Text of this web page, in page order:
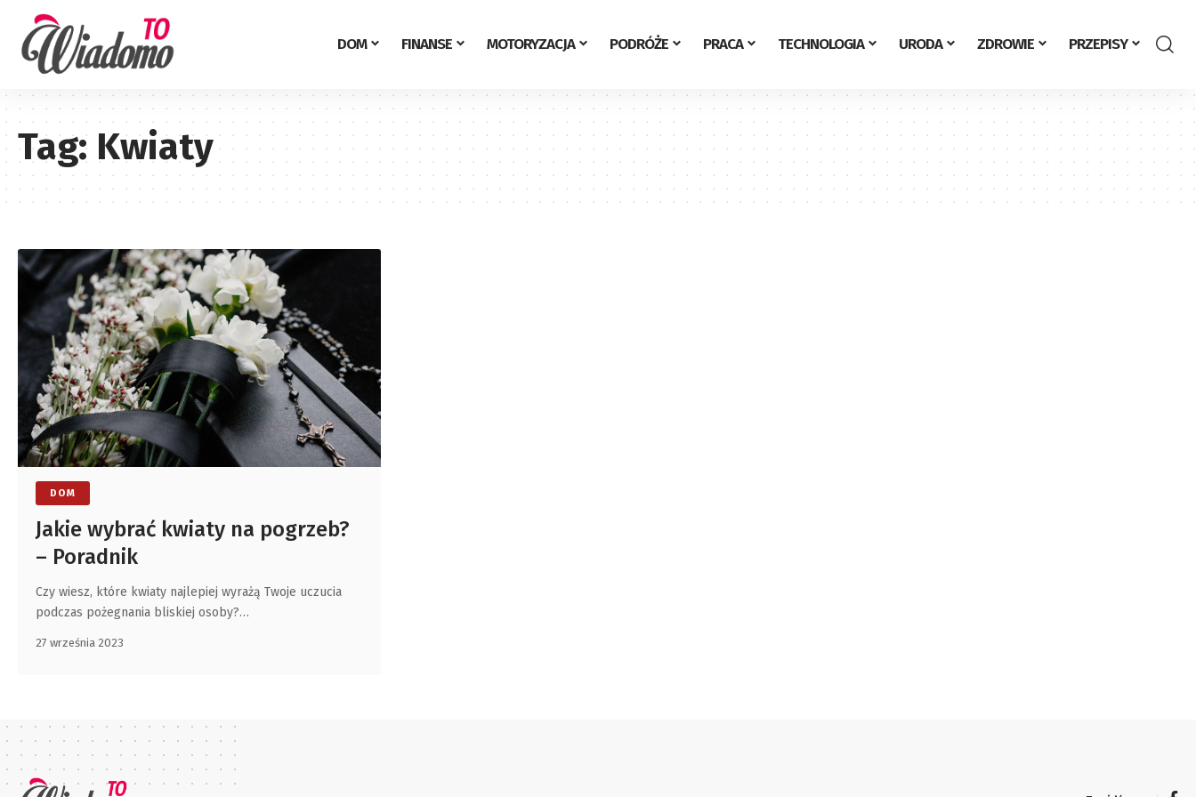
DOM FINANSE MOTORYZACJA PODRÓŻE PRACA TECHNOLOGIA URODA ZDROWIE PRZEPISY
Tag: Kwiaty
DOM
Jakie wybrać kwiaty na pogrzeb?
– Poradnik
Czy wiesz, które kwiaty najlepiej wyrażą Twoje uczucia
podczas pożegnania bliskiej osoby?…
27 września 2023